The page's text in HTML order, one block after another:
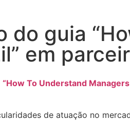
do guia
em
“How To Understand
de atuação no